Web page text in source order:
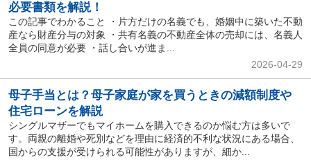
必要書類を解説！
この記事でわかること ・片方だけの名義でも、婚姻中に築いた不動
産なら財産分与の対象 ・共有名義の不動産全体の売却には、名義人
全員の同意が必要 ・話し合いが進ま...
2026-04-29
母子手当とは？母子家庭が家を買うときの減額制度や
住宅ローンを解説
シングルマザーでもマイホームを購入できるのか悩む方は多いで
す。両親の離婚や死別などを理由に経済的不利な状況にある場合、
国からの支援が受けられる可能性がありますが、細か...